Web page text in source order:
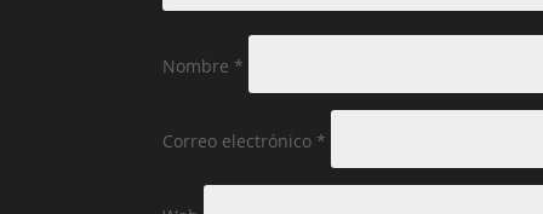
Nombre *
Correo electrónico *